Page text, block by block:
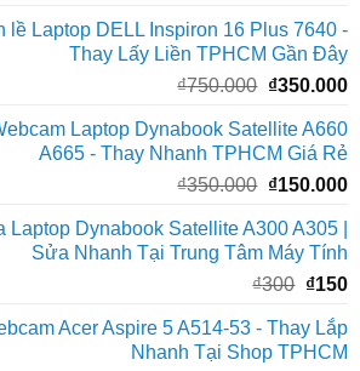
là:
₫600.000.
lề Laptop DELL Inspiron 16 Plus 7640 -
Thay Lấy Liền TPHCM Gần Đây
₫750.000 Giá
là:
₫750.000.
₫350.000
Laptop Dynabook Satellite A660
A665 - Thay Nhanh TPHCM Giá Rẻ
₫350.000 Giá
là:
₫350.000.
₫150.000
Laptop Dynabook Satellite A300 A305 |
Sửa Nhanh Tại Trung Tâm Máy Tính
₫300 Giá
là:
₫300.
₫150
Acer Aspire 5 A514-53 - Thay Lắp
Nhanh Tại Shop TPHCM